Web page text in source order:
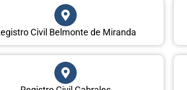
Civil Belmonte de Miranda